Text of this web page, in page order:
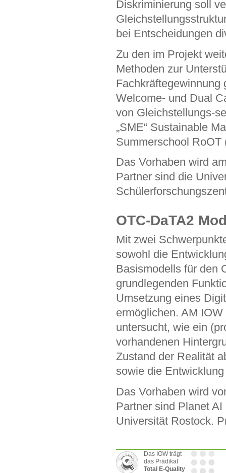
Diskriminierung soll
bei Entscheidungen
Zu den im Projekt
Methoden zur
Fachkräftegewinnung
Welcome- und Dual
von Gleichstellungs-
„SME“ Sustainable
Summerschool RoOT
Das Vorhaben wird
Partner sind die
OTC-DaTA2
Mit zwei
sowohl die
Basismodells für den
grundlegenden
Umsetzung eines
ermöglichen. AM
untersucht, wie ein
vorhandenen
Zustand der Realität
sowie die
Das Vorhaben wird
Partner sind Planet
Universität Rostock.
Das IOW trägt
das Prädikat
Total E-Quality